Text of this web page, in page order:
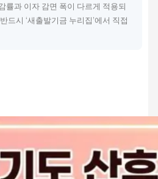
률과 이자 감면 폭이 다르게 적용되
드시 ‘새출발기금 누리집’에서 직접